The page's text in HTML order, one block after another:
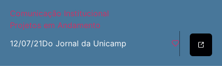
Comunicação Institucional
Projetos em Andamento
12/07/21Do Jornal da Unicamp